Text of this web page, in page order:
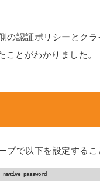
の認証ポリシーとク
とがわかりました。
プで以下を設定する